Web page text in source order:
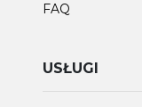
FAQ
USŁUGI